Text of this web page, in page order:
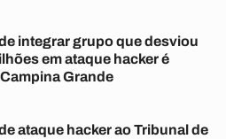
integrar grupo que desviou
em ataque hacker é
Grande
ataque hacker ao Tribunal de